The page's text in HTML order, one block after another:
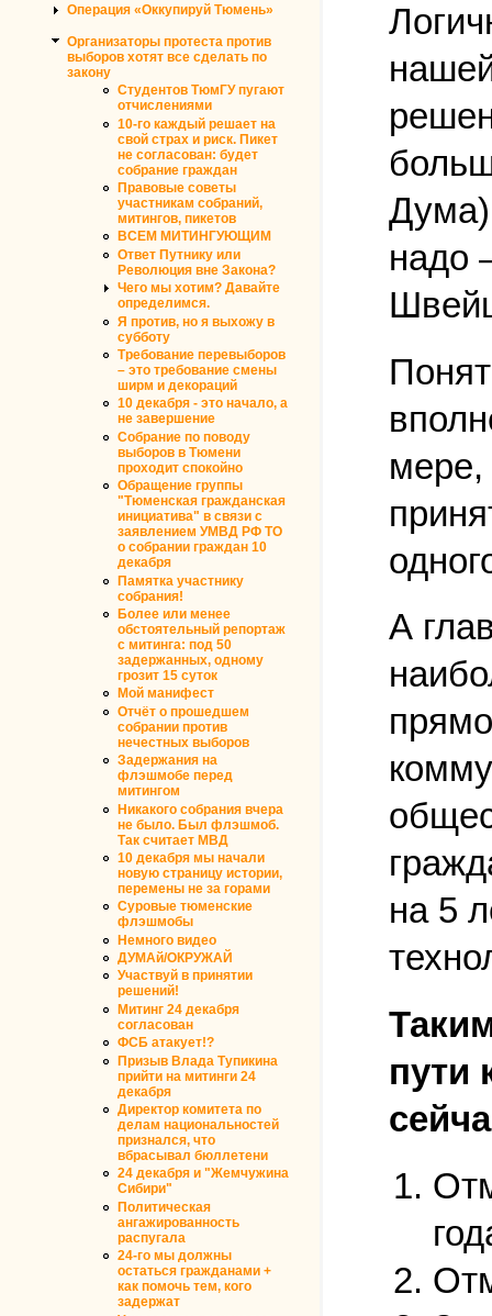
Операция «Оккупируй Тюмень»
Организаторы протеста против
выборов хотят все сделать по
закону
Студентов ТюмГУ пугают
отчислениями
10-го каждый решает на
свой страх и риск. Пикет
не согласован: будет
собрание граждан
Правовые советы
участникам собраний,
митингов, пикетов
ВСЕМ МИТИНГУЮЩИМ
Ответ Путнику или
Революция вне Закона?
Чего мы хотим? Давайте
определимся.
Я против, но я выхожу в
субботу
Требование перевыборов
– это требование смены
ширм и декораций
10 декабря - это начало, а
не завершение
Собрание по поводу
выборов в Тюмени
проходит спокойно
Обращение группы
"Тюменская гражданская
инициатива" в связи с
заявлением УМВД РФ ТО
о собрании граждан 10
декабря
Памятка участнику
собрания!
Более или менее
обстоятельный репортаж
с митинга: под 50
задержанных, одному
грозит 15 суток
Мой манифест
Отчёт о прошедшем
собрании против
нечестных выборов
Задержания на
флэшмобе перед
митингом
Никакого собрания вчера
не было. Был флэшмоб.
Так считает МВД
10 декабря мы начали
новую страницу истории,
перемены не за горами
Суровые тюменские
флэшмобы
Немного видео
ДУМАй/ОКРУЖАЙ
Участвуй в принятии
решений!
Митинг 24 декабря
согласован
ФСБ атакует!?
Призыв Влада Тупикина
прийти на митинги 24
декабря
Директор комитета по
делам национальностей
признался, что
вбрасывал бюллетени
24 декабря и "Жемчужина
Сибири"
Политическая
ангажированность
распугала
24-го мы должны
остаться гражданами +
как помочь тем, кого
задержат
надо
мере,
А
на 5
пути